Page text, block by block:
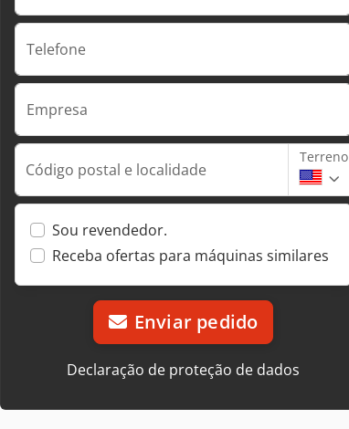
Telefone
Empresa
Código postal e localidade
Terreno
Sou revendedor.
Receba ofertas para máquinas similares
Enviar pedido
Declaração de proteção de dados